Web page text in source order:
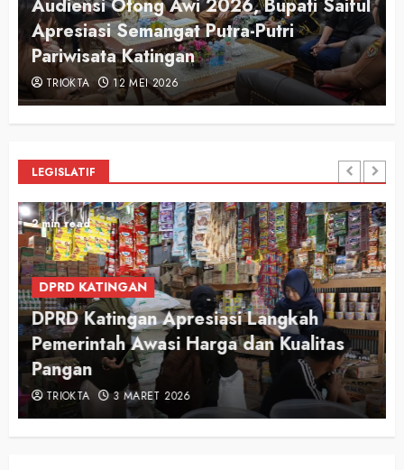
Audiensi Otong Awi 2026, Bupati Saiful
Apresiasi Semangat Putra-Putri
Pariwisata Katingan
TRIOKTA 12 MEI 2026
LEGISLATIF
2 min read
DPRD KATINGAN
DPRD Katingan Apresiasi Langkah
Pemerintah Awasi Harga dan Kualitas
Pangan
TRIOKTA 3 MARET 2026